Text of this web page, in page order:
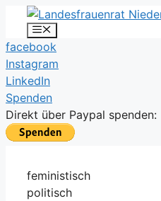
Zum
Inhalt
springen
Menü
facebook
Instagram
LinkedIn
Spenden
Direkt über Paypal spenden:
feministisch
politisch